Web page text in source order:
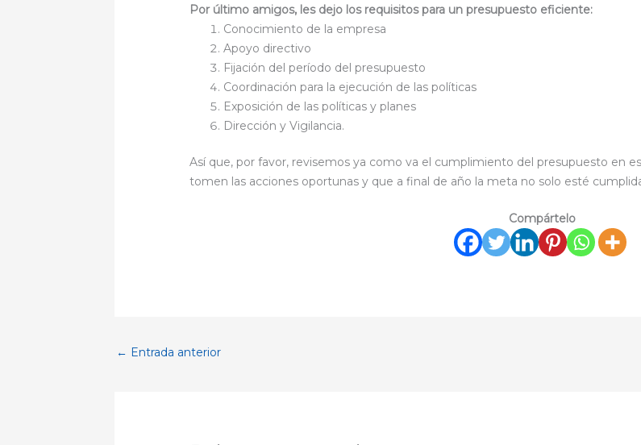
Por último amigos, les dejo los requisitos para un presupuesto eficiente:
Conocimiento de la empresa
Apoyo directivo
Fijación del período del presupuesto
Coordinación para la ejecución de las políticas
Exposición de las políticas y planes
Dirección y Vigilancia.
Así que, por favor, revisemos ya como va el cumplimiento del presupuesto en
tomen las acciones oportunas y que a final de año la meta no solo esté
Compártelo
← Entrada anterior